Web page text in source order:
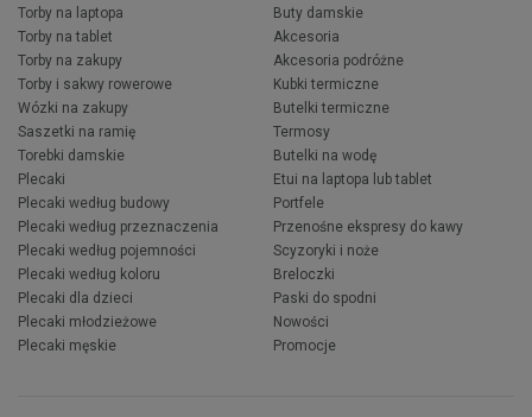
Torby na laptopa
Torby na tablet
Torby na zakupy
Torby i sakwy rowerowe
Wózki na zakupy
Saszetki na ramię
Torebki damskie
Plecaki
Plecaki według budowy
Plecaki według przeznaczenia
Plecaki według pojemności
Plecaki według koloru
Plecaki dla dzieci
Plecaki młodzieżowe
Plecaki męskie
Buty damskie
Akcesoria
Akcesoria podróżne
Kubki termiczne
Butelki termiczne
Termosy
Butelki na wodę
Etui na laptopa lub tablet
Portfele
Przenośne ekspresy do kawy
Scyzoryki i noże
Breloczki
Paski do spodni
Nowości
Promocje